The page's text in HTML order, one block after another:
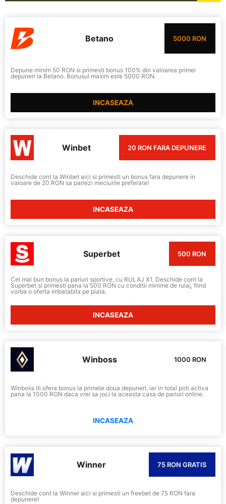
Betano 5000 RON
Depune minim 50 RON si primesti bonus 100% din valoarea primei
depuneri la Betano. Bonusul maxim este 5000 RON.
INCASEAZA
Winbet 20 RON FARA DEPUNERE
Deschide cont la Winbet aici si primesti un bonus fara depunere in
valoare de 20 RON sa pariezi meciurile preferate!
INCASEAZA
Superbet 500 RON
Cel mai bun bonus la pariuri sportive, cu RULAJ X1. Deschide cont la
Superbet si primesti pana la 500 RON cu conditii minime de rulaj, fiind
vorba o oferta imbatabila pe piata.
INCASEAZA
Winboss 1000 RON
Winboss iti ofera bonus la primele doua depuneri, iar in total poti activa
pana la 1000 RON daca vrei sa joci la aceasta casa de pariuri online.
INCASEAZA
Winner 75 RON GRATIS
Deschide cont la Winner aici si primesti un freebet de 75 RON fara
depunere!